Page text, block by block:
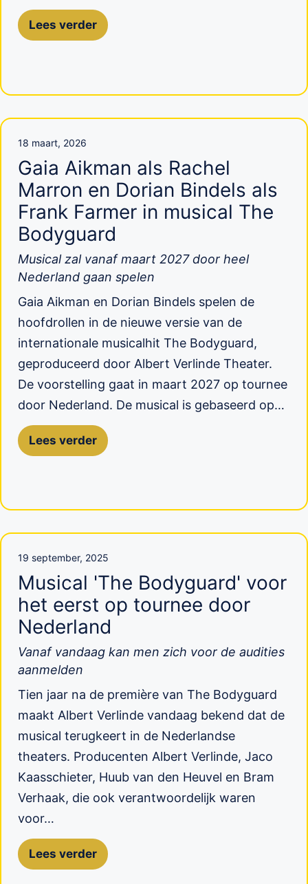
Lees verder
18 maart, 2026
Gaia Aikman als Rachel
Marron en Dorian Bindels als
Frank Farmer in musical The
Bodyguard
Musical zal vanaf maart 2027 door heel
Nederland gaan spelen
Gaia Aikman en Dorian Bindels spelen de
hoofdrollen in de nieuwe versie van de
internationale musicalhit The Bodyguard,
geproduceerd door Albert Verlinde Theater.
De voorstelling gaat in maart 2027 op tournee
door Nederland. De musical is gebaseerd op…
Lees verder
19 september, 2025
Musical 'The Bodyguard' voor
het eerst op tournee door
Nederland
Vanaf vandaag kan men zich voor de audities
aanmelden
Tien jaar na de première van The Bodyguard
maakt Albert Verlinde vandaag bekend dat de
musical terugkeert in de Nederlandse
theaters. Producenten Albert Verlinde, Jaco
Kaasschieter, Huub van den Heuvel en Bram
Verhaak, die ook verantwoordelijk waren
voor…
Lees verder